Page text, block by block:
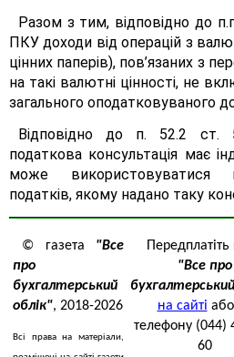
Разом з тим, відповідно до
ПКУ доходи від операцій з
цінних паперів), пов’язаних з
на такі валютні цінності, не
загального оподатковуваного
Відповідно до п. 52.2 ст.
податкова консультація має
може використовуватися
податків, якому надано таку
© газета "Все
про
бухгалтерський
облік", 2018-2026
Всі права на матеріали,
Передплатіть
"Все про
на сайті
телефону (044)
60